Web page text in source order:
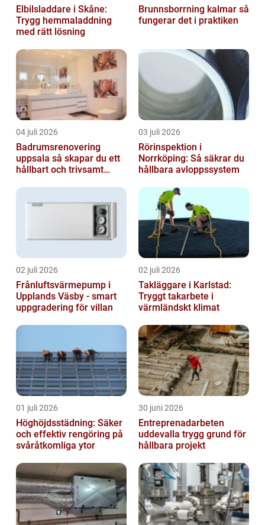
Elbilsladdare i Skåne:
Trygg hemmaladdning
med rätt lösning
Brunnsborrning kalmar så
fungerar det i praktiken
04 juli 2026
Badrumsrenovering
uppsala så skapar du ett
hållbart och trivsamt
03 juli 2026
Rörinspektion i
Norrköping: Så säkrar du
hållbara avloppssystem
02 juli 2026
Frånluftsvärmepump i
Upplands Väsby - smart
uppgradering för villan
02 juli 2026
Takläggare i Karlstad:
Tryggt takarbete i
värmländskt klimat
01 juli 2026
Höghöjdsstädning: Säker
och effektiv rengöring på
svåråtkomliga ytor
30 juni 2026
Entreprenadarbeten
uddevalla trygg grund för
hållbara projekt